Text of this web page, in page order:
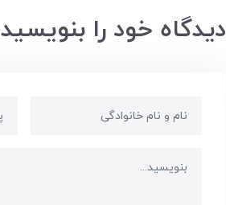
دیدگاه خود را بنویسید